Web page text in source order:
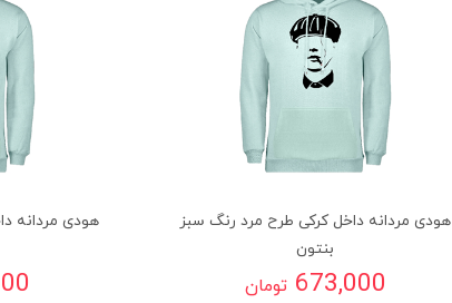
هودی مردانه داخل کرکی طرح مرد رنگ سبز
بنتون
673,000 تومان
هودی مردانه